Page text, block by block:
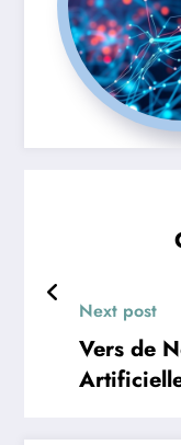
Next post
Vers de